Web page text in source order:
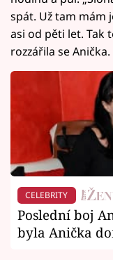
spát. Už tam mám
asi od pěti let. Tak
rozzářila se Anička.
CELEBRITY
Poslední boj
byla Anička